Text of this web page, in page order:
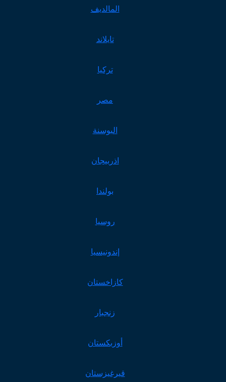
المالديف
تايلاند
تركيا
مصر
البوسنة
اذربيجان
بولندا
روسيا
إندونيسيا
كازاخستان
زنجبار
أوزبكستان
قيرغيزستان